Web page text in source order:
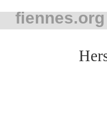
fiennes.org